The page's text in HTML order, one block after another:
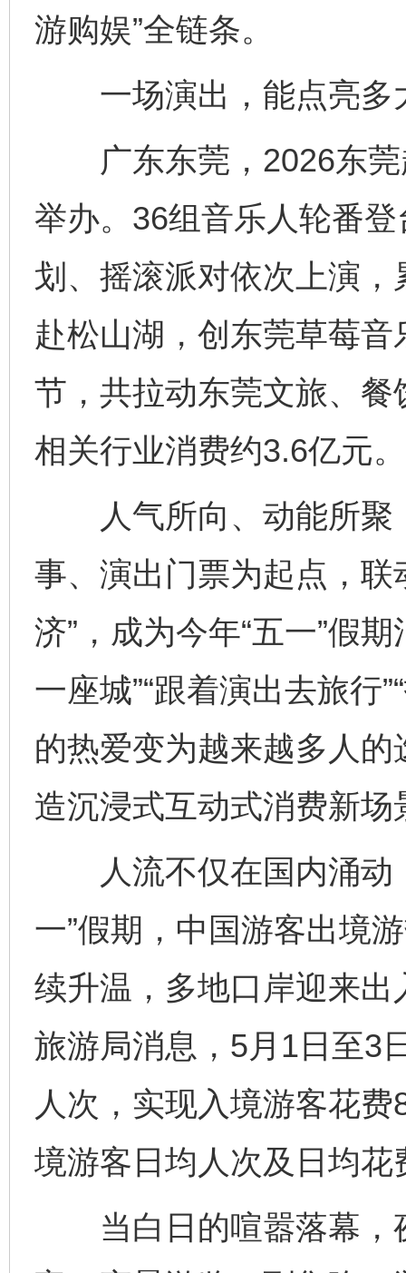
游购娱”全链条。
一场演出，能点亮多
广东东莞，2026东莞
举办。36组音乐人轮番
划、摇滚派对依次上演
赴松山湖，创东莞草莓
节，共拉动东莞文旅、
相关行业消费约3.6亿元。
人气所向、动能所聚
事、演出门票为起点，联
济”，成为今年“五一”假
一座城”“跟着演出去旅行
的热爱变为越来越多人
造沉浸式互动式消费新
人流不仅在国内涌动
一”假期，中国游客出境
续升温，多地口岸迎来
旅游局消息，5月1日至3
人次，实现入境游客花
境游客日均人次及日均
当白日的喧嚣落幕，